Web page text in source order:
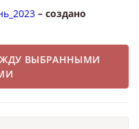
– создано
ВЫБРАННЫМИ